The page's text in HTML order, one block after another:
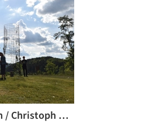
Pavilhão Himmelstropfen / Christoph Hesse Architects